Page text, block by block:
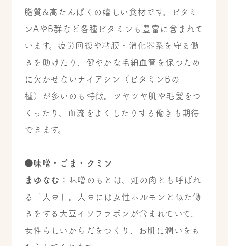
脂質&高たんぱくの嬉しい食材です。ビタミ
ンAやB群など各種ビタミンも豊富に含まれて
います。疲労回復や粘膜・消化器系を守る働
きを助けたり、健やかな毛細血管を保つため
に欠かせないナイアシン（ビタミンBの一
種）が多いのも特徴。ツヤツヤ肌や毛髪をつ
くったり、血流をよくしたりする働きも期待
できます。
●味噌・ごま・クミン
まゆなむ： 味噌のもとは、畑の肉とも呼ばれ
る「大豆」。大豆には女性ホルモンと似た働
きをする大豆イソフラボンが含まれていて、
女性らしいからだをつくり、お肌に潤いをも